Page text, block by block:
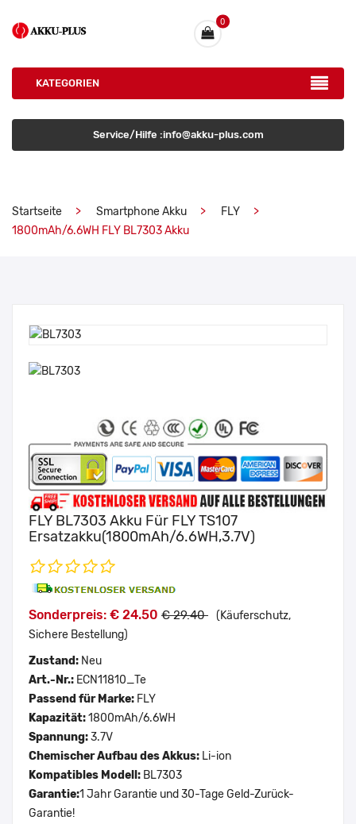
0
KATEGORIEN
Service/Hilfe :info@akku-plus.com
Startseite Smartphone Akku
FLY
1800mAh/6.6WH FLY BL7303 Akku
FLY BL7303 Akku Für FLY TS107
Ersatzakku(1800mAh/6.6WH,3.7V)
Sonderpreis: € 24.50 € 29.40 (Käuferschutz,
Sichere Bestellung)
Zustand: Neu
Art.-Nr.: ECN11810_Te
Passend für Marke: FLY
Kapazität:1800mAh/6.6WH
Spannung:3.7V
Chemischer Aufbau des Akkus: Li-ion
Kompatibles Modell: BL7303
Garantie:1 Jahr Garantie und 30-Tage Geld-Zurück-
Garantie!